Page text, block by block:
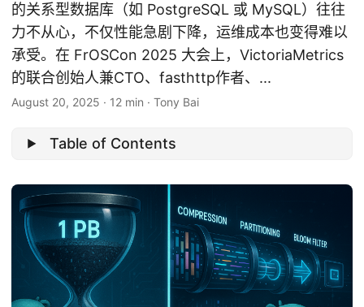
的关系型数据库（如 PostgreSQL 或 MySQL）往往
力不从心，不仅性能急剧下降，运维成本也变得难以
承受。在 FrOSCon 2025 大会上，VictoriaMetrics
的联合创始人兼CTO、fasthttp作者、...
August 20, 2025 · 12 min · Tony Bai
Table of Contents